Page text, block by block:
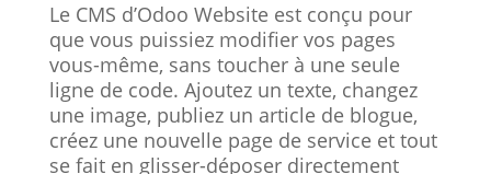
Le CMS d’Odoo Website est conçu pour
que vous puissiez modifier vos pages
vous-même, sans toucher à une seule
ligne de code. Ajoutez un texte, changez
une image, publiez un article de blogue,
créez une nouvelle page de service et tout
se fait en glisser-déposer directement